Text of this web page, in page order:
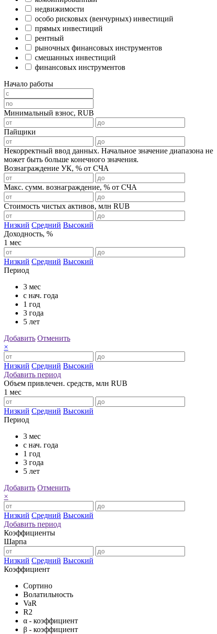
недвижимости
особо рисковых (венчурных) инвестиций
прямых инвестиций
рентный
рыночных финансовых инструментов
смешанных инвестиций
финансовых инструментов
Начало работы
Минимальный взнос, RUB
Пайщики
Некорректный ввод данных. Начальное значение диапазона не
может быть больше конечного значения.
Вознаграждение УК, % от СЧА
Mакс. сумм. вознаграждение, % от СЧА
Стоимость чистых активов, млн RUB
Низкий Средний Высокий
Доходность, %
1 мес
Низкий Средний Высокий
Период
3 мес
с нач. года
1 год
3 года
5 лет
Добавить Отменить
×
Низкий Средний Высокий
Добавить период
Объем привлечен. средств, млн RUB
1 мес
Низкий Средний Высокий
Период
3 мес
с нач. года
1 год
3 года
5 лет
Добавить Отменить
×
Низкий Средний Высокий
Добавить период
Коэффициенты
Шарпа
Низкий Средний Высокий
Коэффициент
Сортино
Волатильность
VaR
R2
α - коэффициент
β - коэффициент